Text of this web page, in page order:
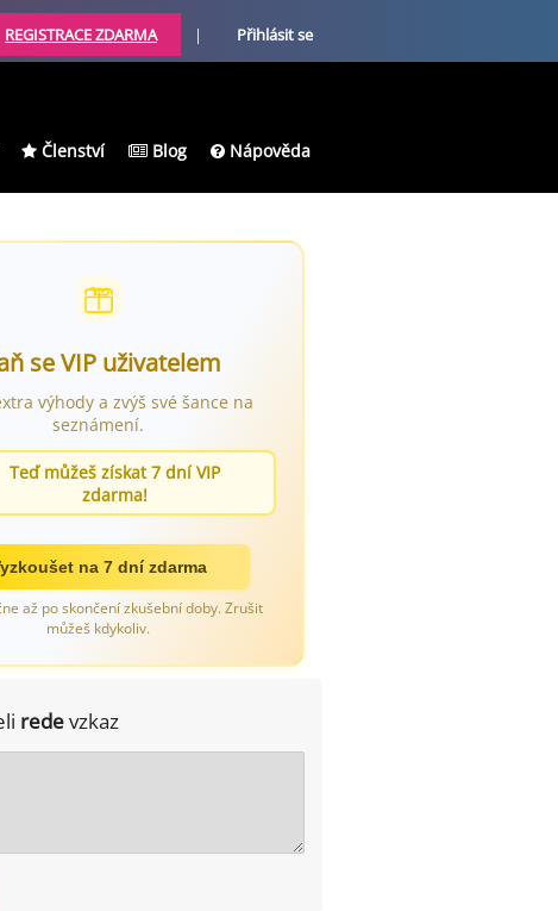
REGISTRACE ZDARMA | Přihlásit se
Členství Blog Nápověda
se VIP uživatelem
výhody a zvýš své šance na
seznámení.
Teď můžeš získat 7 dní VIP
zdarma!
na 7 dní zdarma
až po skončení zkušební doby. Zrušit
můžeš kdykoliv.
redevzkaz